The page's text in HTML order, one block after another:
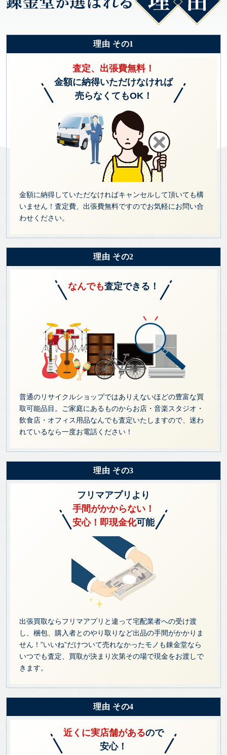
理由 その1
査定、出張費無料！
金額に納得いただけなければ
売らなくてもOK！
金額に納得していただなければキャンセルして頂いても構
いません！査定費、出張費無料ですのでお気軽にお問い合
わせください。
理由 その2
なんでも査定できる！
普通のリサイクルショップではありえないほどの豊富な買
取可能品目。ご家庭にあるものからお店・音楽スタジオ・
飲食店・オフィス用品なんでも査定いたしますので、迷わ
れているなら一度お電話ください！
理由 その3
フリマアプリより
手間がかからない！
安心！即現金化可能
出張買取ならフリマアプリと違って宅配業者への受け渡
し、梱包、購入者とのやり取りなど出品の手間がかかりま
せん！”いいね”だけついて売れなかったモノも錬金堂なら
いつでも査定、買取が決まり次第その場で現金をお渡しで
きます。
理由 その4
近くに実店舗があるので
安心！